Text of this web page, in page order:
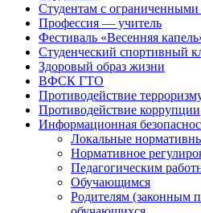
Студентам с
Профессия — учитель
Фестиваль «Весенняя
Студенческий
Здоровый образ жизни
ВФСК ГТО
Противодействие
Противодействие коррупции
Информационная
Локальные
Нормативное
Педагогическим
Обучающимся
Родителям (законным